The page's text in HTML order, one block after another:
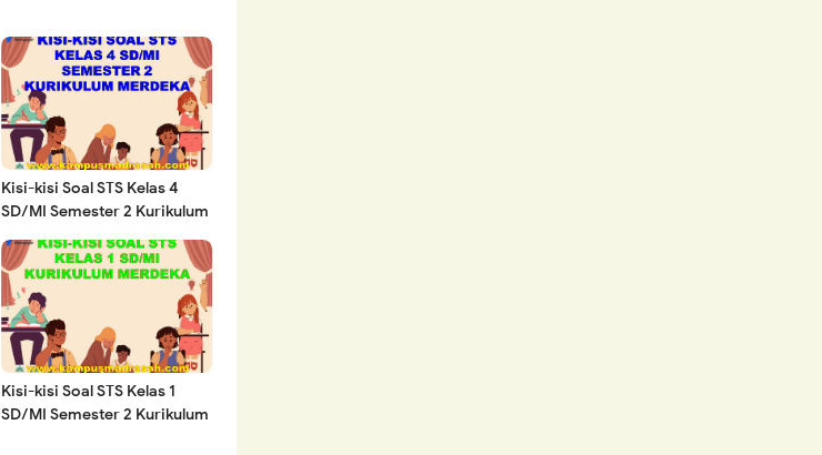
Kisi-kisi Soal STS Kelas 4
SD/MI Semester 2 Kurikulum
Kisi-kisi Soal STS Kelas 1
SD/MI Semester 2 Kurikulum